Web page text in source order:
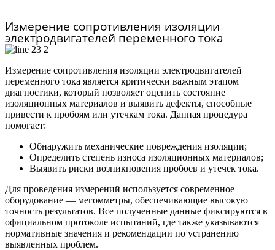
Измерение сопротивления изоляции
электродвигателей переменного тока
Измерение сопротивления изоляции электродвигателей
переменного тока является критически важным этапом
диагностики, который позволяет оценить состояние
изоляционных материалов и выявить дефекты, способные
привести к пробоям или утечкам тока. Данная процедура
помогает:
Обнаружить механические повреждения изоляции;
Определить степень износа изоляционных материалов;
Выявить риски возникновения пробоев и утечек тока.
Для проведения измерений используется современное
оборудование — мегомметры, обеспечивающие высокую
точность результатов. Все полученные данные фиксируются в
официальном протоколе испытаний, где также указываются
нормативные значения и рекомендации по устранению
выявленных проблем.